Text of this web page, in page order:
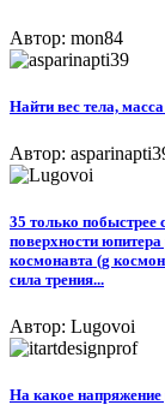
Автор: mon84
Найти вес тела,
Автор:
35 только побыстрее
поверхности
космонавта (g
сила трения...
Автор: Lugovoi
На какое